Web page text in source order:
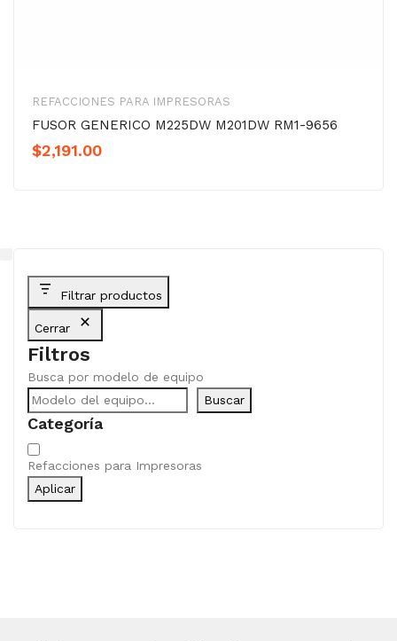
REFACCIONES PARA IMPRESORAS
FUSOR GENERICO M225DW M201DW RM1-9656
$2,191.00
Filtrar productos
Cerrar
Filtros
Busca por modelo de equipo
Buscar
Categoría
Categoría
Refacciones para Impresoras
Aplicar